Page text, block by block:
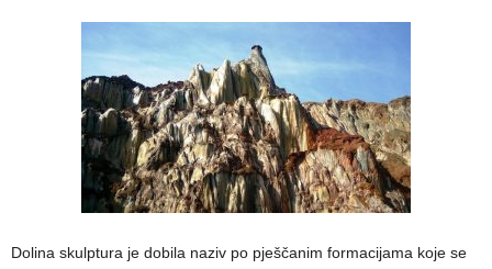
Dolina skulptura je dobila naziv po pješčanim formacijama koje se